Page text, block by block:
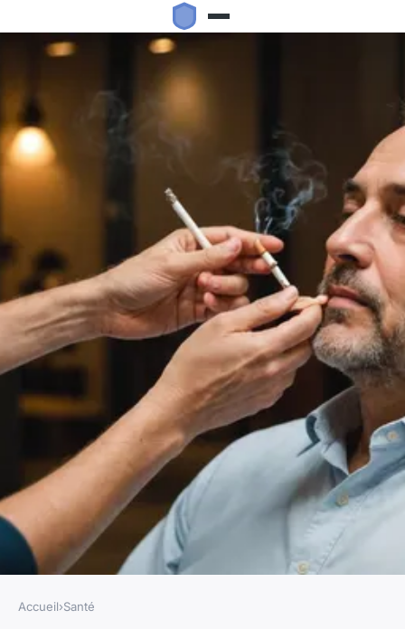
Accueil›Santé